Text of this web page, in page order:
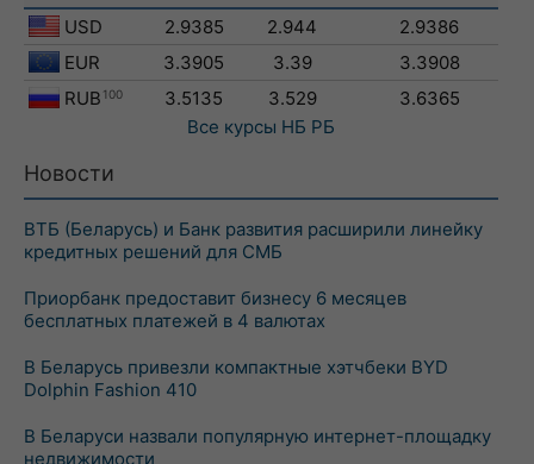
USD 2.9385 2.944
2.9386
EUR
3.3905 3.39
3.3908
RUB 100 3.5135 3.529
3.6365
Все курсы НБ РБ
Новости
ВТБ (Беларусь) и Банк развития расширили линейку
кредитных решений для СМБ
Приорбанк предоставит бизнесу 6 месяцев
бесплатных платежей в 4 валютах
В Беларусь привезли компактные хэтчбеки BYD
Dolphin Fashion 410
В Беларуси назвали популярную интернет-площадку
недвижимости